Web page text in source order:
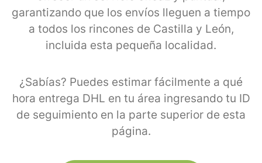
garantizando que los envíos lleguen a tiempo
a todos los rincones de Castilla y León,
incluida esta pequeña localidad.
¿Sabías? Puedes estimar fácilmente a qué
hora entrega DHL en tu área ingresando tu ID
de seguimiento en la parte superior de esta
página.